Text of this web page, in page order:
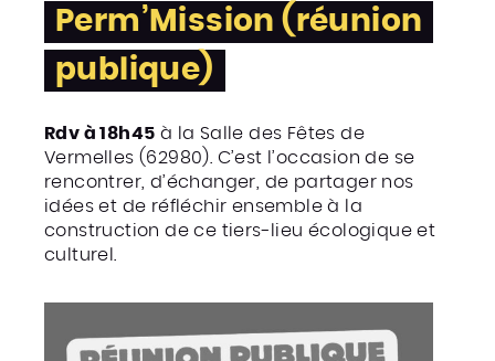
Perm’Mission (réunion
publique)
Rdv à 18h45 à la Salle des Fêtes de
Vermelles (62980). C’est l’occasion de se
rencontrer, d’échanger, de partager nos
idées et de réfléchir ensemble à la
construction de ce tiers-lieu écologique et
culturel.